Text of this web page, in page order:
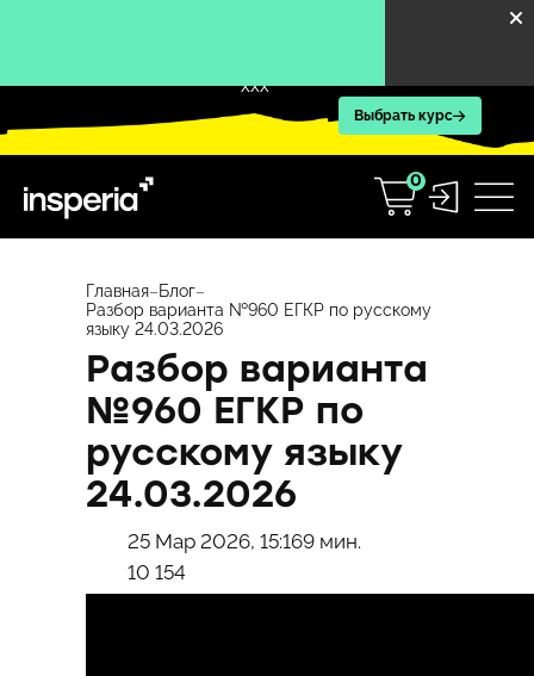
содержимому
XXX
Выбрать курс
0
Главная–Блог–
Разбор варианта №960 ЕГКР по русскому
языку 24.03.2026
Разбор варианта
№960 ЕГКР по
русскому языку
24.03.2026
25 Мар 2026, 15:169 мин.
10 154